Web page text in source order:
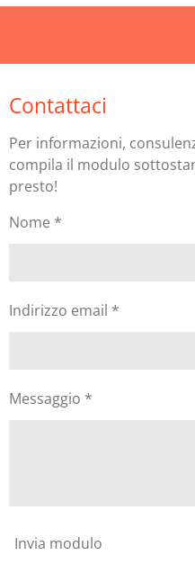
Contattaci
Per informazioni,
compila il modulo
presto!
Nome *
Indirizzo email *
Messaggio *
Invia modulo